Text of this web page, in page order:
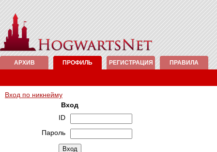
АРХИВ ПРОФИЛЬ РЕГИСТРАЦИЯ ПРАВИЛА
Вход по никнейму
Вход
ID
Пароль